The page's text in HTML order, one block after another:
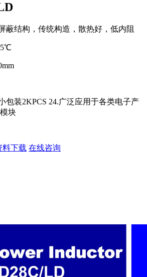
蔽结构，传统构造，散热好，低内阻
包装2KPCS 24.广泛应用于各类电子产
块
料下载 在线咨询